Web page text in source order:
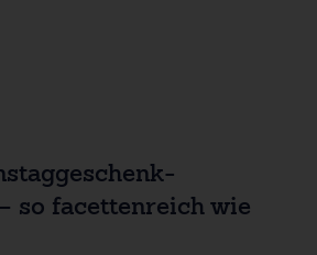
so facettenreich wie